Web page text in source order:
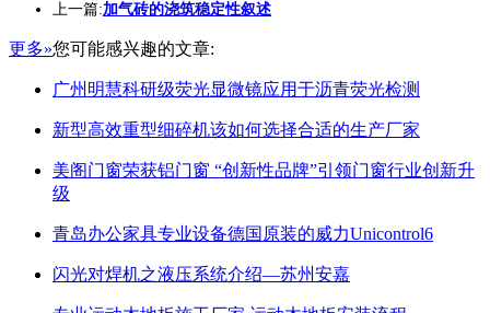
上一篇:加气砖的浇筑稳定性叙述
更多»您可能感兴趣的文章:
广州明慧科研级荧光显微镜应用于沥青荧光检测
新型高效重型细碎机该如何选择合适的生产厂家
美阁门窗荣获铝门窗 “创新性品牌”引领门窗行业创新升
级
青岛办公家具专业设备德国原装的威力Unicontrol6
闪光对焊机之液压系统介绍—苏州安嘉